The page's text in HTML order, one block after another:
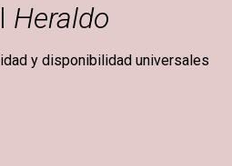
Heraldo
y disponibilidad universales